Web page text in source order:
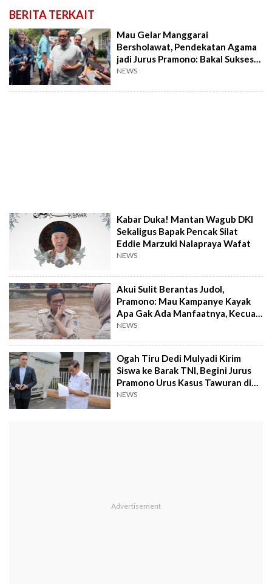
BERITA TERKAIT
Mau Gelar Manggarai
Bersholawat, Pendekatan Agama
jadi Jurus Pramono: Bakal Sukses
Cegah Tawuran?
NEWS
Kabar Duka! Mantan Wagub DKI
Sekaligus Bapak Pencak Silat
Eddie Marzuki Nalapraya Wafat
NEWS
Akui Sulit Berantas Judol,
Pramono: Mau Kampanye Kayak
Apa Gak Ada Manfaatnya, Kecuali
Judi Ditutup!
NEWS
Ogah Tiru Dedi Mulyadi Kirim
Siswa ke Barak TNI, Begini Jurus
Pramono Urus Kasus Tawuran di
Jakarta
NEWS